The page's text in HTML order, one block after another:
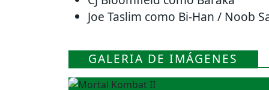
Joe Taslim como Bi-Han / Noob
GALERIA DE IMÁGENES